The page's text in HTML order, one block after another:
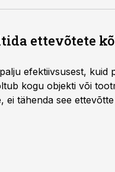
ettevõtete
efektiivsusest, kuid
kogu objekti või
tähenda see